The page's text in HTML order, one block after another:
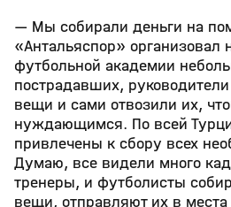
— Мы собирали деньги на
«Антальяспор» организовал
футбольной академии
пострадавших,
вещи и сами отвозили их,
нуждающимся. По всей
привлечены к сбору всех
Думаю, все видели много
тренеры, и футболисты
вещи, отправляют их в места